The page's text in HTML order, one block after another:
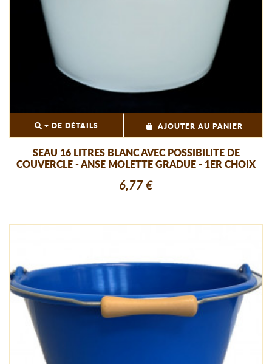
+ DE DÉTAILS AJOUTER AU PANIER
SEAU 16 LITRES BLANC AVEC POSSIBILITE DE
COUVERCLE - ANSE MOLETTE GRADUE - 1ER CHOIX
6,77 €